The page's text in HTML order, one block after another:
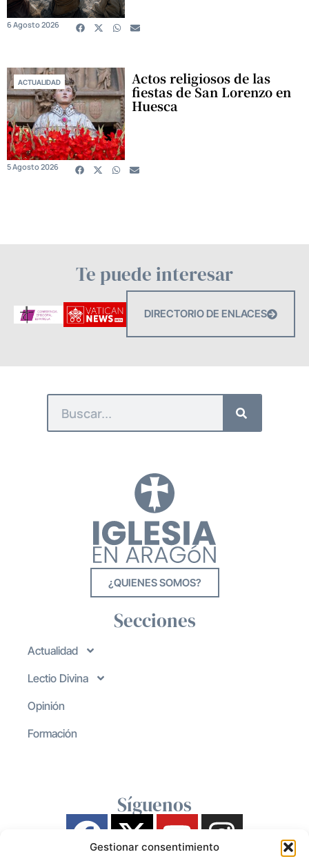
Gestionar consentimiento
6 Agosto 2026
ACTUALIDAD Actos religiosos de las
fiestas de San Lorenzo en
Huesca
5 Agosto 2026
Te puede interesar
DIRECTORIO DE ENLACES
¿QUIENES SOMOS?
Secciones
Actualidad
Lectio Divina
Opinión
Formación
Síguenos